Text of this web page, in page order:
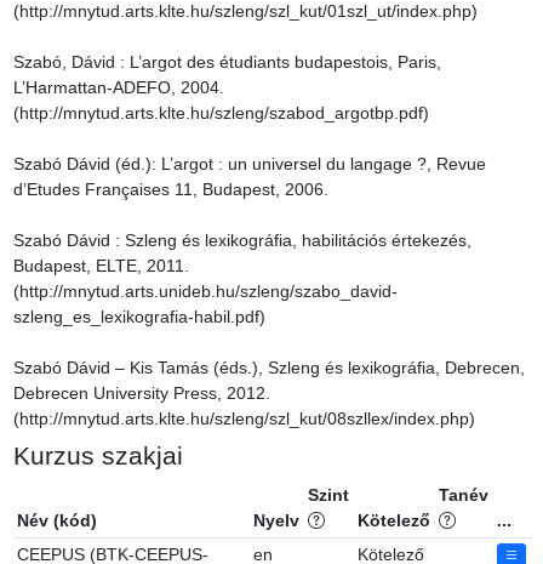
(http://mnytud.arts.klte.hu/szleng/szl_kut/01szl_ut/index.php)
Szabó, Dávid : L’argot des étudiants budapestois, Paris,
L’Harmattan-ADEFO, 2004.
(http://mnytud.arts.klte.hu/szleng/szabod_argotbp.pdf)
Szabó Dávid (éd.): L’argot : un universel du langage ?, Revue
d’Etudes Françaises 11, Budapest, 2006.
Szabó Dávid : Szleng és lexikográfia, habilitációs értekezés,
Budapest, ELTE, 2011.
(http://mnytud.arts.unideb.hu/szleng/szabo_david-
szleng_es_lexikografia-habil.pdf)
Szabó Dávid – Kis Tamás (éds.), Szleng és lexikográfia, Debrecen,
Debrecen University Press, 2012.
(http://mnytud.arts.klte.hu/szleng/szl_kut/08szllex/index.php)
Kurzus szakjai
Név (kód) Nyelv
Szint
Kötelező
Tanév
...
CEEPUS (BTK-CEEPUS-
en Kötelező